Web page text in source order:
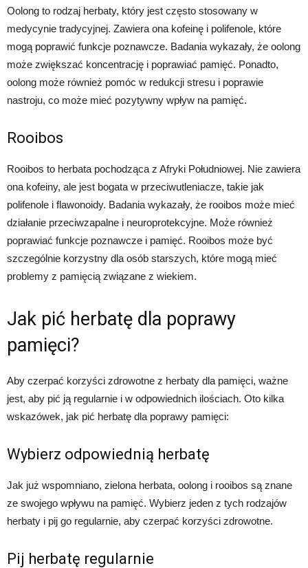
Oolong to rodzaj herbaty, który jest często stosowany w
medycynie tradycyjnej. Zawiera ona kofeinę i polifenole, które
mogą poprawić funkcje poznawcze. Badania wykazały, że oolong
może zwiększać koncentrację i poprawiać pamięć. Ponadto,
oolong może również pomóc w redukcji stresu i poprawie
nastroju, co może mieć pozytywny wpływ na pamięć.
Rooibos
Rooibos to herbata pochodząca z Afryki Południowej. Nie zawiera
ona kofeiny, ale jest bogata w przeciwutleniacze, takie jak
polifenole i flawonoidy. Badania wykazały, że rooibos może mieć
działanie przeciwzapalne i neuroprotekcyjne. Może również
poprawiać funkcje poznawcze i pamięć. Rooibos może być
szczególnie korzystny dla osób starszych, które mogą mieć
problemy z pamięcią związane z wiekiem.
Jak pić herbatę dla poprawy
pamięci?
Aby czerpać korzyści zdrowotne z herbaty dla pamięci, ważne
jest, aby pić ją regularnie i w odpowiednich ilościach. Oto kilka
wskazówek, jak pić herbatę dla poprawy pamięci:
Wybierz odpowiednią herbatę
Jak już wspomniano, zielona herbata, oolong i rooibos są znane
ze swojego wpływu na pamięć. Wybierz jeden z tych rodzajów
herbaty i pij go regularnie, aby czerpać korzyści zdrowotne.
Pij herbatę regularnie